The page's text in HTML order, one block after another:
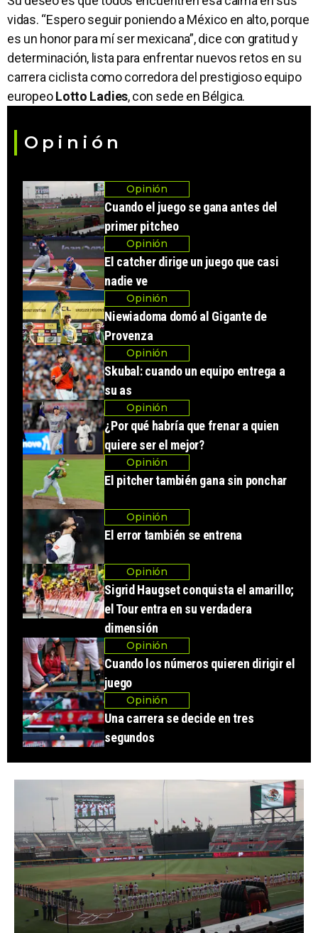
vidas. “Espero seguir poniendo a México en alto, porque
es un honor para mí ser mexicana”, dice con gratitud y
determinación, lista para enfrentar nuevos retos en su
carrera ciclista como corredora del prestigioso equipo
europeoLotto Ladies, con sede en Bélgica.
Opinión
Opinión
Cuando el juego se gana antes del
primer pitcheo
Opinión
El catcher dirige un juego que casi
nadie ve
Opinión
Niewiadoma domó al Gigante de
Provenza
Opinión
Skubal: cuando un equipo entrega a
su as
Opinión
¿Por qué habría que frenar a quien
quiere ser el mejor?
Opinión
El pitcher también gana sin ponchar
Opinión
El error también se entrena
Opinión
Sigrid Haugset conquista el amarillo;
el Tour entra en su verdadera
dimensión
Opinión
Cuando los números quieren dirigir el
juego
Opinión
Una carrera se decide en tres
segundos